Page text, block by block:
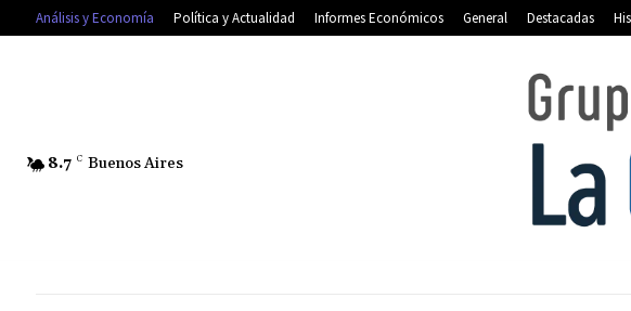
Análisis y Economía Política y Actualidad Informes Económicos General Destacadas
8.7 C Buenos Aires